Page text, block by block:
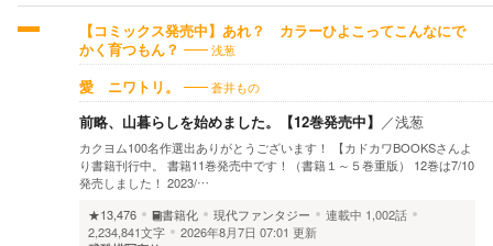
【コミックス発売中】あれ？ カラーひよこってこんなにで
かく育つもん？
浅葱
愛 ニワトリ。 蒼井もの
前略、山暮らしを始めました。【12巻発売中】 ／浅葱
カクヨム100名作選出ありがとうございます！ 【カドカワBOOKSさんよ
り書籍刊行中。 書籍11巻発売中です！（書籍１～５巻重版） 12巻は7/10
発売しました！ 2023/…
★13,476
書籍化 現代ファンタジー 連載中 1,002話
2,234,841文字
2026年8月7日 07:01 更新